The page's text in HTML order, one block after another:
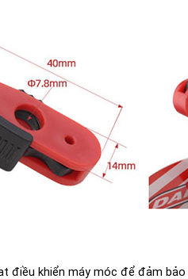
điều khiển máy móc để đảm